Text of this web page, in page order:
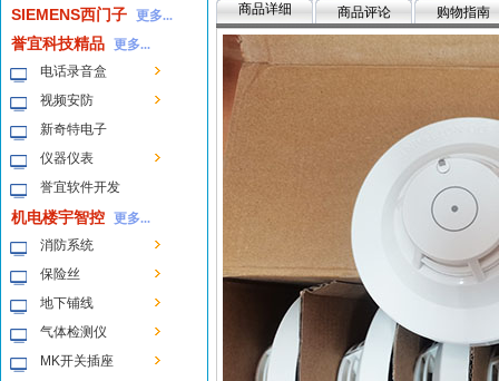
SIEMENS西门子 更多...
誉宜科技精品 更多...
电话录音盒
视频安防
新奇特电子
仪器仪表
誉宜软件开发
机电楼宇智控 更多...
消防系统
保险丝
地下铺线
气体检测仪
MK开关插座
商品详细 商品评论 购物指南